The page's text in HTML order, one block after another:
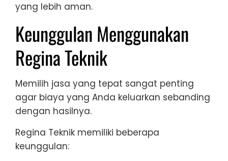
yang lebih aman.
Keunggulan Menggunakan
Regina Teknik
Memilih jasa yang tepat sangat penting
agar biaya yang Anda keluarkan sebanding
dengan hasilnya.
Regina Teknik memiliki beberapa
keunggulan: